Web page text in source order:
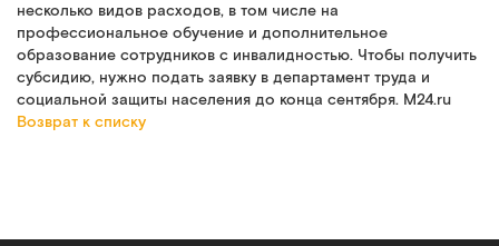
несколько видов расходов, в том числе на
профессиональное обучение и дополнительное
образование сотрудников с инвалидностью. Чтобы получить
субсидию, нужно подать заявку в департамент труда и
социальной защиты населения до конца сентября. M24.ru
Возврат к списку